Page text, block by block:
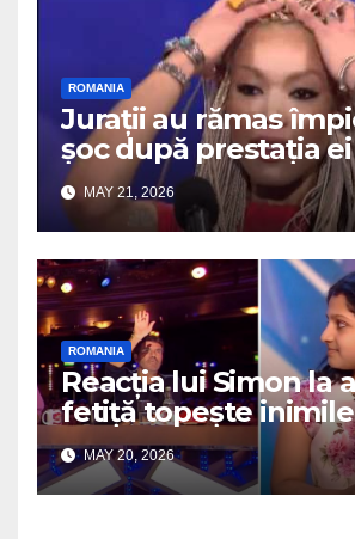
ROMANIA
Jurații au rămas
șoc după prestația ei
MAY 21, 2026
ROMANIA
Reacția lui Simon la
fetiță topește
MAY 20, 2026